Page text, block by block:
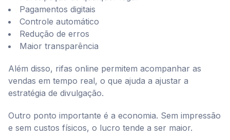
Pagamentos digitais
Controle automático
Redução de erros
Maior transparência
Além disso, rifas online permitem acompanhar as
vendas em tempo real, o que ajuda a ajustar a
estratégia de divulgação.
Outro ponto importante é a economia. Sem impressão
e sem custos físicos, o lucro tende a ser maior.